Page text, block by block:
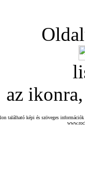
ikonra,
található képi és szöveges információk